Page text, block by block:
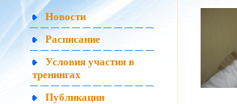
Новости
Расписание
Условия участия в
тренингах
Публикации